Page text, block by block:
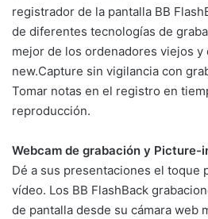
registrador de la pantalla BB
de diferentes tecnologías de
mejor de los ordenadores viejos y
new.Capture sin vigilancia con
Tomar notas en el registro en
reproducción.
Webcam de grabación y
Dé a sus presentaciones el toque
vídeo. Los BB FlashBack
de pantalla desde su cámara web